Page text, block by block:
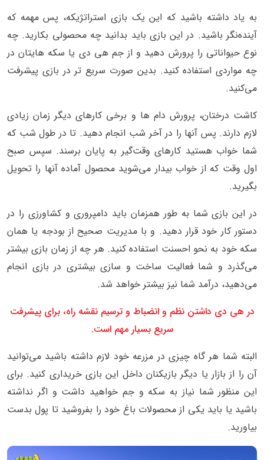
به یاد داشته باشید که این یک بازی استراتژیکه، پس مهمه که
آینده‌نگر باشید. در این بازی باید بدانید چه محصولی بکارید. چه
نوع حیواناتی را پرورش دهید و از جم هی دی یا سکه هایتان در
چه مواردی استفاده کنید. بدین صورت سریع تر در بازی پیشرفت
می‌کنید.
کاشت درختان، پرورش دام ها و برخی کارهای دیگر زمان زیادی
لازم دارند. پس آنها را در آخر شب انجام دهید. تا در طول شب که
شما خواب هستید کارهای وقت‌گیر به پایان برسند. سپس صبح
اول وقت که از خواب بیدار می‌شوید محصول آماده آنها را تحویل
بگیرید.
در این بازی شما به طور همزمان باید دامپروری و کشاورزی را در
دستور کار خود قرار دهید. و با مدیریت صحیح از بودجه یا همان
سکه خود به نحو احسنت استفاده کنید. هر چه از زمان بازی بیشتر
می‌گذرد و شما فعالیت ساخت و سازی بیشتری در بازی انجام
می‌دهید، درآمد شما نیز بیشتر خواهد شد.
در هی دی داشتن نظم و انضباط و ترسیم نقشه راه، برای پیشرفت
سریع بسیار مهم است.
البته شما هر گاه چیزی در مزرعه خود لازم داشته باشید می‌توانید
آن را از بازار یا دیگر بازیکنان داخل این بازی خریداری کنید. برای
این منظور شما نیاز به سکه و جم خواهید داشت و اگر نداشته
باشید یا باید یکی از محصولات باغ خود را بفروشید تا پول بدست
بیاورید.